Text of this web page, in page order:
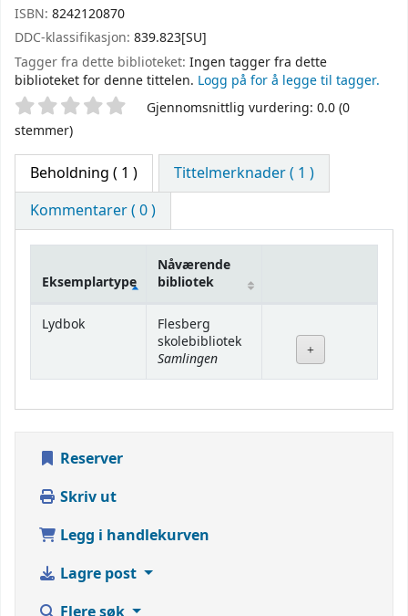
ISBN: 8242120870
DDC-klassifikasjon: 839.823[SU]
Tagger fra dette biblioteket: Ingen tagger fra dette
biblioteket for denne tittelen. Logg på for å legge til tagger.
StjernevurderingGjennomsnittlig vurdering: 0.0 (0
stemmer)
Beholdning ( 1 )
Tittelmerknader ( 1 )
Kommentarer ( 0 )
Beholdning
Eksemplartype
Nåværende
bibliotek
Lydbok
Flesberg
skolebibliotek
Samlingen
Reserver
Skriv ut
Legg i handlekurven
Lagre post